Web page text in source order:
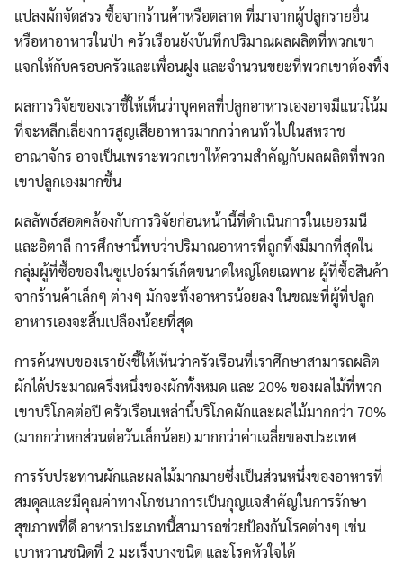
Search
for: Search
แปลงผักจัดสรร ซื้อจากร้านค้าหรือตลาด ที่มาจากผู้ปลูกรายอื่น
หรือหาอาหารในป่า ครัวเรือนยังบันทึกปริมาณผลผลิตที่พวกเขา
แจกให้กับครอบครัวและเพื่อนฝูง และจำนวนขยะที่พวกเขาต้องทิ้ง
ผลการวิจัยของเราชี้ให้เห็นว่าบุคคลที่ปลูกอาหารเองอาจมีแนวโน้ม
ที่จะหลีกเลี่ยงการสูญเสียอาหารมากกว่าคนทั่วไปในสหราช
อาณาจักร อาจเป็นเพราะพวกเขาให้ความสำคัญกับผลผลิตที่พวก
เขาปลูกเองมากขึ้น
ผลลัพธ์สอดคล้องกับการวิจัยก่อนหน้านี้ที่ดำเนินการในเยอรมนี
และอิตาลี การศึกษานี้พบว่าปริมาณอาหารที่ถูกทิ้งมีมากที่สุดใน
กลุ่มผู้ที่ซื้อของในซูเปอร์มาร์เก็ตขนาดใหญ่โดยเฉพาะ ผู้ที่ซื้อสินค้า
จากร้านค้าเล็กๆ ต่างๆ มักจะทิ้งอาหารน้อยลง ในขณะที่ผู้ที่ปลูก
อาหารเองจะสิ้นเปลืองน้อยที่สุด
การค้นพบของเรายังชี้ให้เห็นว่าครัวเรือนที่เราศึกษาสามารถผลิต
ผักได้ประมาณครึ่งหนึ่งของผักทั้งหมด และ 20% ของผลไม้ที่พวก
เขาบริโภคต่อปี ครัวเรือนเหล่านี้บริโภคผักและผลไม้มากกว่า 70%
(มากกว่าหกส่วนต่อวันเล็กน้อย) มากกว่าค่าเฉลี่ยของประเทศ
การรับประทานผักและผลไม้มากมายซึ่งเป็นส่วนหนึ่งของอาหารที่
สมดุลและมีคุณค่าทางโภชนาการเป็นกุญแจสำคัญในการรักษา
สุขภาพที่ดี อาหารประเภทนี้สามารถช่วยป้องกันโรคต่างๆ เช่น
เบาหวานชนิดที่ 2 มะเร็งบางชนิด และโรคหัวใจได้